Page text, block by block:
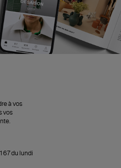
à vos
vos
67 du lundi